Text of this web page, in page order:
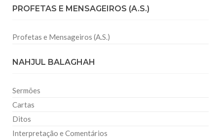
PROFETAS E MENSAGEIROS (A.S.)
Profetas e Mensageiros (A.S.)
NAHJUL BALAGHAH
Sermões
Cartas
Ditos
Interpretação e Comentários